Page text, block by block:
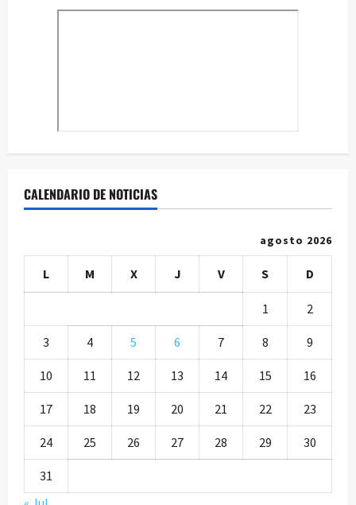
8
entradas
CALENDARIO DE NOTICIAS
agosto 2026
L M X J V S D
1 2
3 4 5 6 7 8 9
10 11 12 13 14 15 16
17 18 19 20 21 22 23
24 25 26 27 28 29 30
31